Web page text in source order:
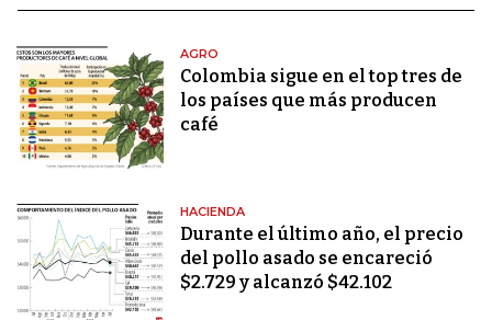
AGRO
Colombia sigue en el top tres de
los países que más producen
café
HACIENDA
Durante el último año, el precio
del pollo asado se encareció
$2.729 y alcanzó $42.102